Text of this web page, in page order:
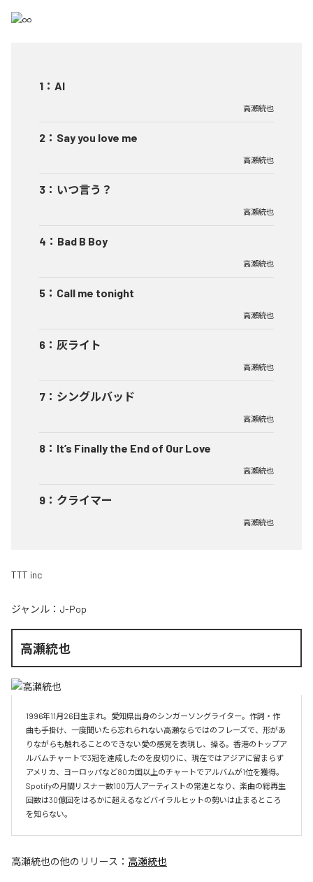
1 ： AI
高瀬統也
2 ： Say you love me
高瀬統也
3 ： いつ言う？
高瀬統也
4 ： Bad B Boy
高瀬統也
5 ： Call me tonight
高瀬統也
6 ： 灰ライト
高瀬統也
7 ： シングルバッド
高瀬統也
8 ： It’s Finally the End of Our Love
高瀬統也
9 ： クライマー
高瀬統也
TTT inc
ジャンル： J-Pop
高瀬統也
1996年11月26日生まれ。愛知県出身のシンガーソングライター。作詞・作
曲も手掛け、一度聞いたら忘れられない高瀬ならではのフレーズで、形があ
りながらも触れることのできない愛の感覚を表現し、操る。香港のトップア
ルバムチャートで3冠を達成したのを皮切りに、現在ではアジアに留まらず
アメリカ、ヨーロッパなど80カ国以上のチャートでアルバムが1位を獲得。
Spotifyの月間リスナー数100万人アーティストの常連となり、楽曲の総再生
回数は30億回をはるかに超えるなどバイラルヒットの勢いは止まるところ
を知らない。
高瀬統也の他のリリース： 高瀬統也